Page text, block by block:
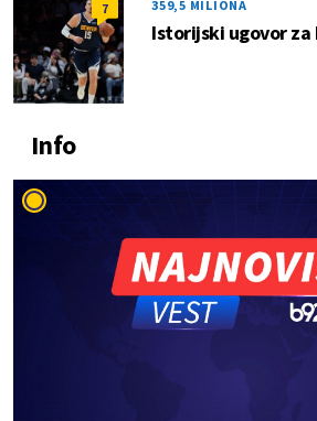
7 359,5 MILIONA
Istorijski ugovor za
Info